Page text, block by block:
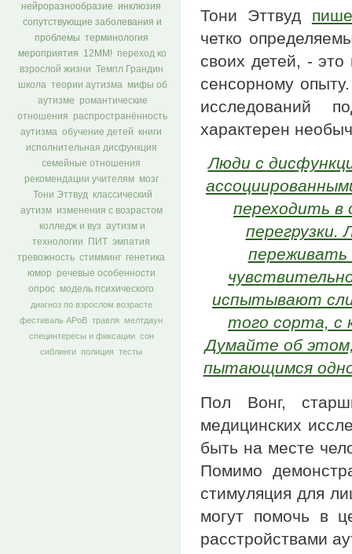
нейроразнообразие инклюзия
сопутствующие заболевания и
проблемы терминология
мероприятия 12ММ! переход ко
взрослой жизни
Темпл Грандин
школа теории аутизма
мифы об
аутизме
романтические
отношения
распространённость
аутизма обучение детей
книги
исполнительная дисфункция
семейные отношения
рекомендации учителям
мозг
Тони Эттвуд
классический
аутизм
изменения с возрастом
колледж и вуз аутизм и
технологии
ПИТ
эмпатия
тревожность стимминг генетика
юмор
речевые особенности
опрос модель психического
диагноз по взрослом возрасте
фестиваль АРоВ травля мелтдаун
специнтересы и фиксации сон
сиблинги полиция тесты
Тони Эттвуд
четко
своих детей, - это
сенсорному
исследований
характерен
Люди с
переходить в
перегрузки.
переживать
испытывают
того сорта, с
Думайте об
пытающимся
Пол Вонг,
медицинских
быть на месте
Помимо
стимуляция для
могут помочь
в
расстройствами